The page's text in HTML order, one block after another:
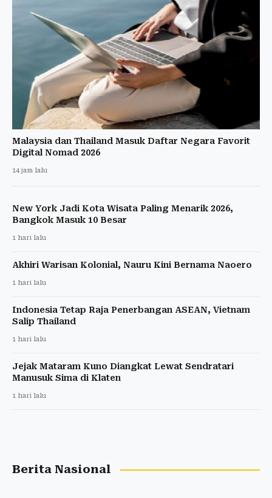
Malaysia dan Thailand Masuk Daftar Negara Favorit
Digital Nomad 2026
14 jam lalu
New York Jadi Kota Wisata Paling Menarik 2026,
Bangkok Masuk 10 Besar
1 hari lalu
Akhiri Warisan Kolonial, Nauru Kini Bernama Naoero
1 hari lalu
Indonesia Tetap Raja Penerbangan ASEAN, Vietnam
Salip Thailand
1 hari lalu
Jejak Mataram Kuno Diangkat Lewat Sendratari
Manusuk Sima di Klaten
1 hari lalu
Berita Nasional